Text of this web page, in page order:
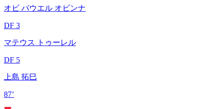
オビ パウエル オビンナ
DF 3
マテウス トゥーレル
DF 5
上島 拓巳
87’